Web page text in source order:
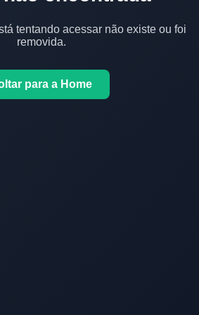
tentando acessar não existe ou foi
removida.
para a Home